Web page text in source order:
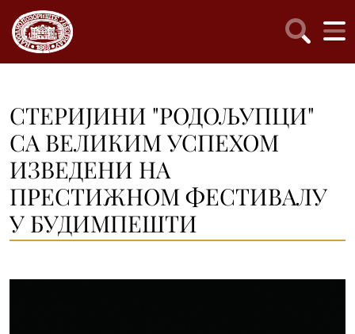
СТЕРИЈИНИ "РОДОЉУПЦИ"
СА ВЕЛИКИМ УСПЕХОМ
ИЗВЕДЕНИ НА
ПРЕСТИЖНОМ ФЕСТИВАЛУ
У БУДИМПЕШТИ